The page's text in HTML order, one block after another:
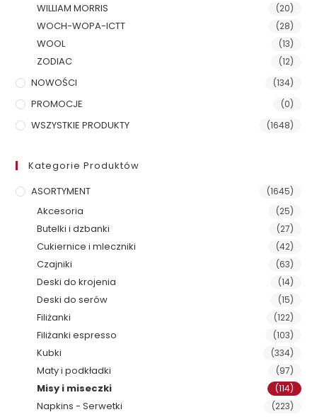
WILLIAM MORRIS (20)
WOCH-WOPA-ICTT (28)
WOOL (13)
ZODIAC (12)
NOWOŚCI (134)
PROMOCJE (0)
WSZYSTKIE PRODUKTY (1648)
Kategorie Produktów
ASORTYMENT
(1645)
Akcesoria (25)
Butelki i dzbanki (27)
Cukiernice i mleczniki (42)
Czajniki (63)
Deski do krojenia (14)
Deski do serów (15)
Filiżanki (122)
Filiżanki espresso (103)
Kubki (334)
Maty i podkładki (97)
Misy i miseczki (114)
Napkins - Serwetki (223)